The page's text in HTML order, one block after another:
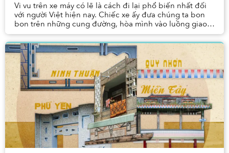
Vi vu trên xe máy có lẽ là cách đi lại phổ biến nhất đối
với người Việt hiện nay. Chiếc xe ấy đưa chúng ta bon
bon trên những cung đường, hòa mình vào luồng giao
thông tuôn chảy khắp các đô thị. Nhưng...